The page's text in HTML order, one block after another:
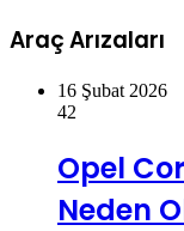
Araç Arızaları
16 Şubat 2026
42
Opel
Neden